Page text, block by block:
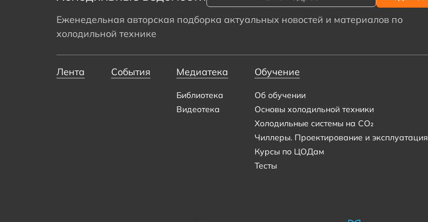
Еженедельная авторская подборка актуальных новостей и материалов по
холодильной технике
Лента События Медиатека
Библиотека
Видеотека
Обучение
Об обучении
Основы холодильной техники
Холодильные системы на CO₂
Чиллеры. Проектирование и эксплуатация
Курсы по ЦОДам
Тесты